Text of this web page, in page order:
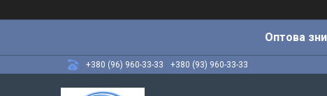
Оптова
+380 (96) 960-33-33 +380 (93) 960-33-33